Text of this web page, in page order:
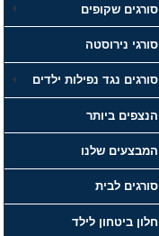
סורגים שקופים
סורגי נירוסטה
סורגים נגד נפילות ילדים
הנצפים ביותר
המבצעים שלנו
סורגים לבית
חלון ביטחון לילד